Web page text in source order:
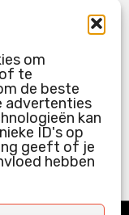
om
te
de beste
advertenties
kan
ID's op
geeft of je
hebben